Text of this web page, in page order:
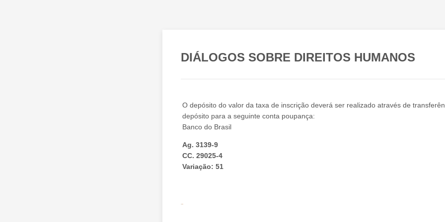
DIÁLOGOS SOBRE DIREITOS HUMANOS
O depósito do valor da taxa de inscrição deverá ser realizado através de
depósito para a seguinte conta poupança:
Banco do Brasil
Ag. 3139-9
CC. 29025-4
Variação: 51